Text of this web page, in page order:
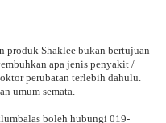
produk Shaklee bukan bertujuan
apa jenis penyakit /
perubatan terlebih dahulu.
umum semata.
boleh hubungi 019-